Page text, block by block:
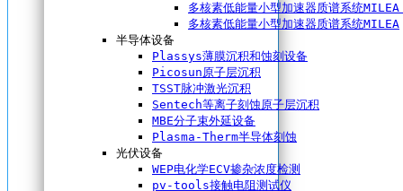
多核素低能量小型加速器质谱系统
多核素低能量小型加速器质谱系统MILEA
半导体设备
Plassys薄膜沉积和蚀刻设备
Picosun原子层沉积
TSST脉冲激光沉积
Sentech等离子刻蚀原子层沉积
MBE分子束外延设备
Plasma-Therm半导体刻蚀
光伏设备
WEP电化学ECV掺杂浓度检测
pv-tools接触电阻测试仪